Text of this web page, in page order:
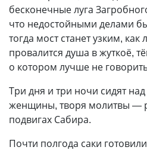
бесконечные луга
что недостойными делами
тогда мост станет узким,
провалится душа в жуткоё,
о котором лучше не
Три дня и три ночи сидят
женщины, творя молитвы —
подвигах Сабира.
Почти полгода саки